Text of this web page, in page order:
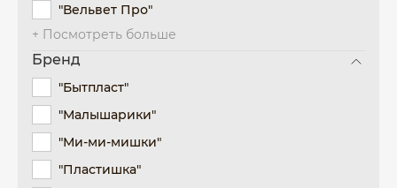
"Вельвет Про"
+ Посмотреть больше
Бренд
"Бытпласт"
"Малышарики"
"Ми-ми-мишки"
"Пластишка"